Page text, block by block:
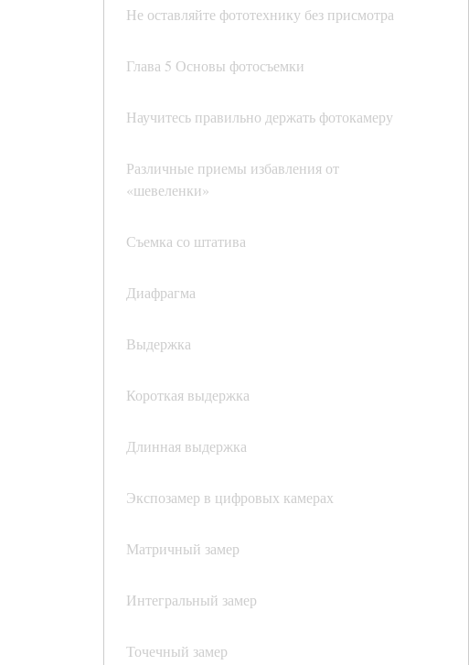
Не оставляйте фототехнику без присмотра
Глава 5 Основы фотосъемки
Научитесь правильно держать фотокамеру
Различные приемы избавления от
«шевеленки»
Съемка со штатива
Диафрагма
Выдержка
Короткая выдержка
Длинная выдержка
Экспозамер в цифровых камерах
Матричный замер
Интегральный замер
Точечный замер